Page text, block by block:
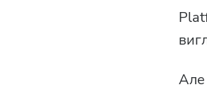
Але